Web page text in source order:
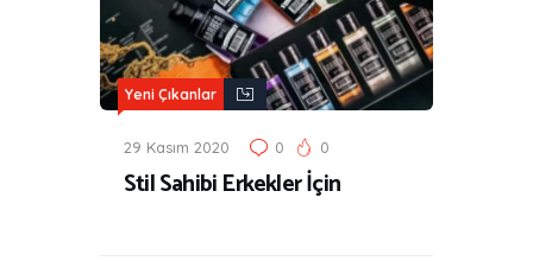
Yeni Çıkanlar
29 Kasım 2020 0 0
Stil Sahibi Erkekler İçin